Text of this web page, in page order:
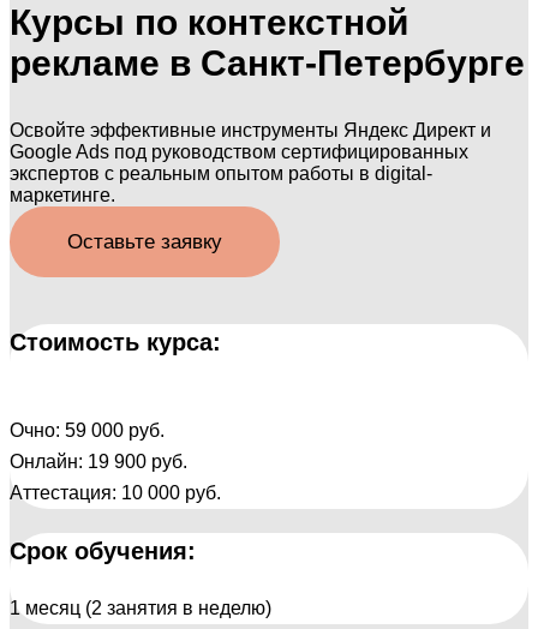
Курсы по контекстной
рекламе в Санкт-Петербурге
Освойте эффективные инструменты Яндекс Директ и
Google Ads под руководством сертифицированных
экспертов с реальным опытом работы в digital-
маркетинге.
Оставьте заявку
Стоимость курса:
Очно: 59 000 руб.
Онлайн: 19 900 руб.
Аттестация: 10 000 руб.
Срок обучения:
1 месяц (2 занятия в неделю)